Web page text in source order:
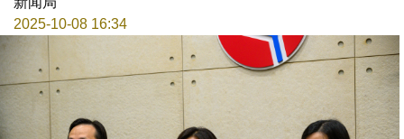
2025-10-08 16:34